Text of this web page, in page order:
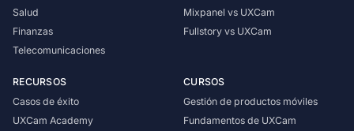
Salud
Finanzas
Telecomunicaciones
Mixpanel vs UXCam
Fullstory vs UXCam
RECURSOS
Casos de éxito
UXCam Academy
CURSOS
Gestión de productos móviles
Fundamentos de UXCam